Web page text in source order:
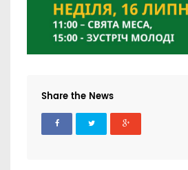
Share the News